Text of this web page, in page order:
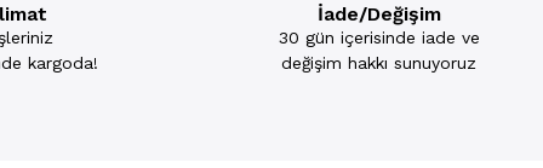
kargoda!
İade/Değişim
30 gün içerisinde iade ve
değişim hakkı sunuyoruz